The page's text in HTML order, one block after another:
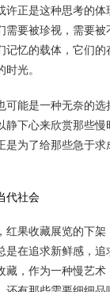
许正是这种思考的体
需要被珍视，需要
忆的载体，它们的
光。
可能是一种无奈的
下心来欣赏那些慢
是为了给那些急于
代社会
红果收藏展览的下
是在追求新鲜感，
藏，作为一种慢艺